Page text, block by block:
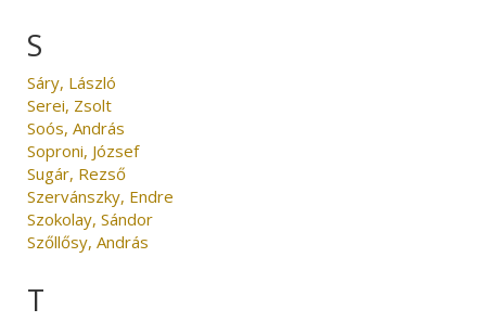
S
Sáry, László
Serei, Zsolt
Soós, András
Soproni, József
Sugár, Rezső
Szervánszky, Endre
Szokolay, Sándor
Szőllősy, András
T